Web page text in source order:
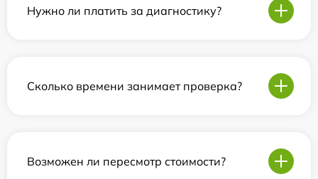
Нужно ли платить за диагностику?
Сколько времени занимает проверка?
Возможен ли пересмотр стоимости?